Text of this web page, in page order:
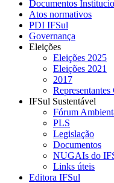
Documentos
Atos normativos
PDI IFSul
Governança
Eleições
Eleições 2025
Eleições 2021
2017
Representantes
IFSul Sustentável
Fórum
PLS
Legislação
Documentos
NUGAIs do
Links úteis
Editora IFSul